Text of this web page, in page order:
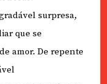
surpresa,
que se
amor. De repente